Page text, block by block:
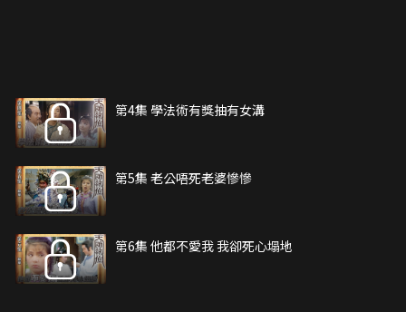
第4集 學法術有獎抽有女溝
第5集 老公唔死老婆慘慘
第6集 他都不愛我 我卻死心塌地